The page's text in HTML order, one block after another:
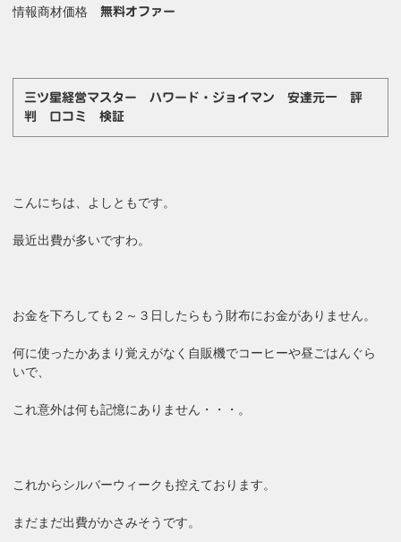
情報商材価格無料オファー
三ツ星経営マスター ハワード・ジョイマン 安達元一 評
判 口コミ 検証
こんにちは、よしともです。
最近出費が多いですわ。
お金を下ろしても２～３日したらもう財布にお金がありません。
何に使ったかあまり覚えがなく自販機でコーヒーや昼ごはんぐら
いで、
これ意外は何も記憶にありません・・・。
これからシルバーウィークも控えております。
まだまだ出費がかさみそうです。